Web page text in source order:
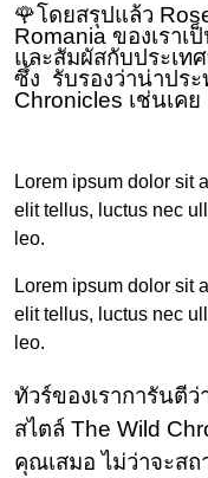
🌹โดยสรุปแล้ว
Romania ของเราเ
และสัมผัสกับประเท
ซึ้ง รับรองว่าน่าปร
Chronicles เช่นเคย
Lorem ipsum dolor sit
elit tellus, luctus nec
leo.
Lorem ipsum dolor sit
elit tellus, luctus nec
leo.
ทัวร์ของเราการันตี
สไตล์ The Wild
คุณเสมอ ไม่ว่าจะส